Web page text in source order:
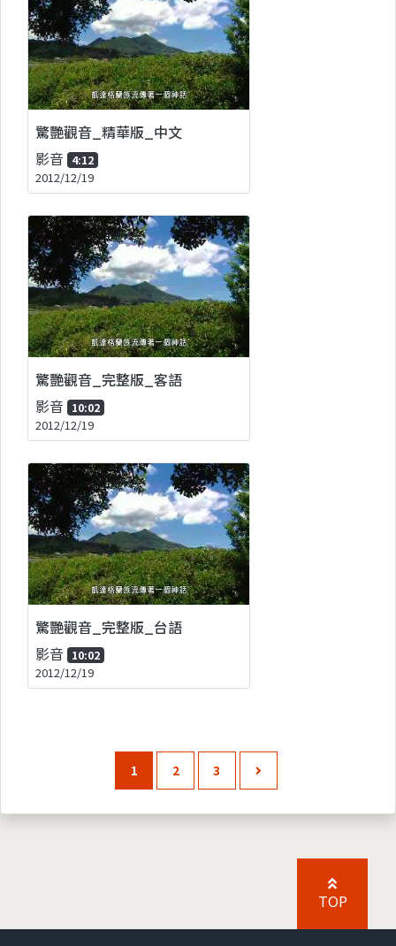
驚艷觀音_精華版_中文
影音 4:12
2012/12/19
驚艷觀音_完整版_客語
影音 10:02
2012/12/19
驚艷觀音_完整版_台語
影音 10:02
2012/12/19
1 2 3
TOP